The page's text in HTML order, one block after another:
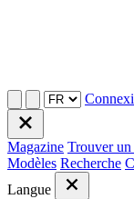
Magazine Trouver un
Modèles Recherche
Langue